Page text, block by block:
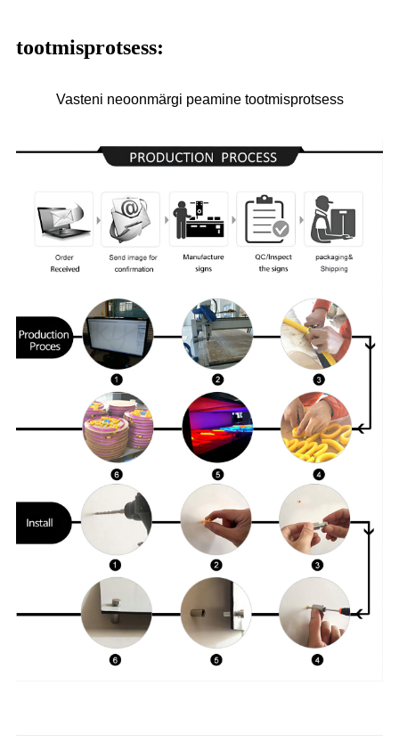
tootmisprotsess:
Vasteni neoonmärgi peamine tootmisprotsess